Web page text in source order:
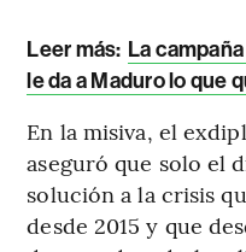
Leer más: La
le da a Maduro lo que
En la misiva, el
aseguró que solo el
solución a la crisis
desde 2015 y que